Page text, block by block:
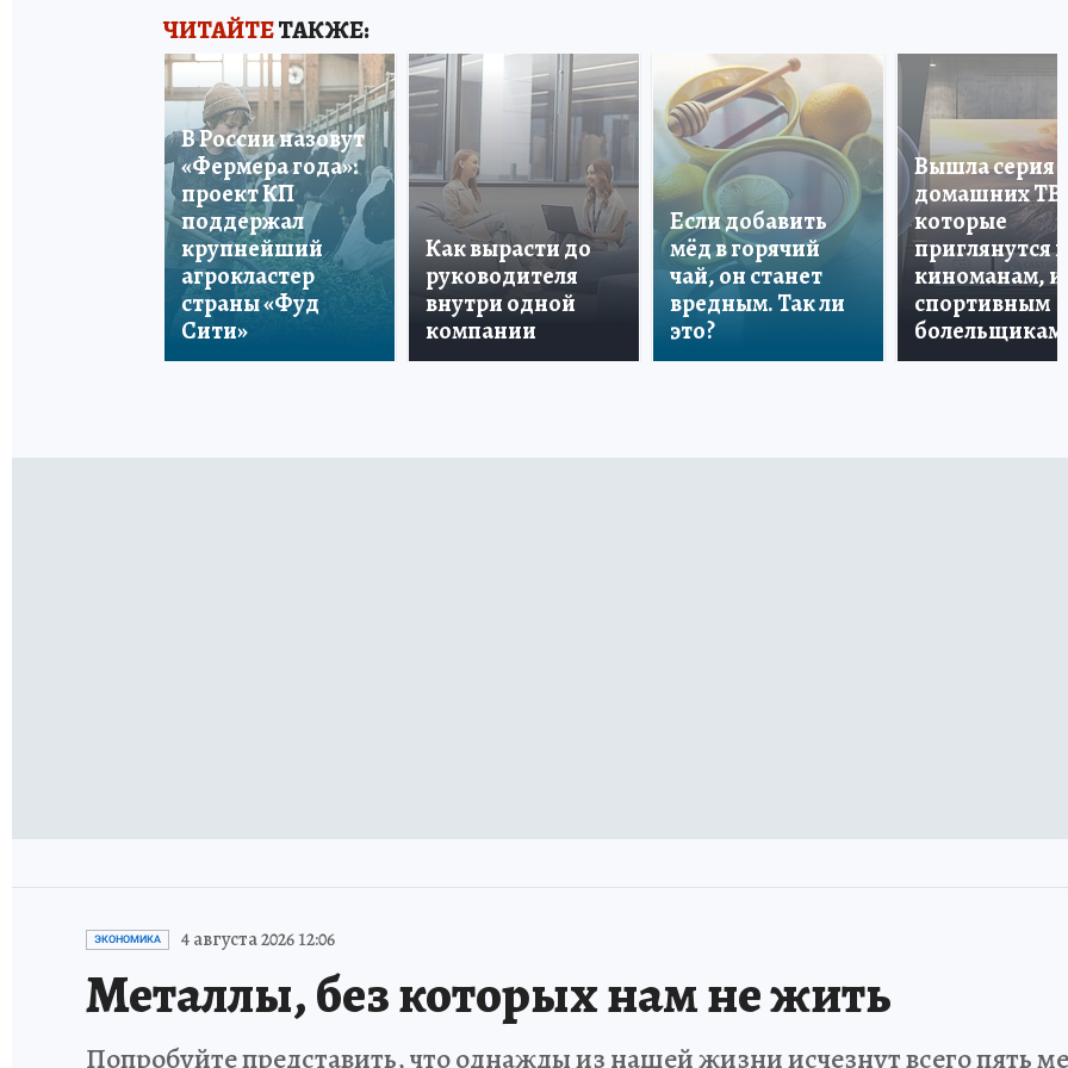
ЧИТАЙТЕТАКЖЕ:
В России назовут
«Фермера года»:
проект КП
поддержал
крупнейший
агрокластер
страны «Фуд
Сити»
Как вырасти до
руководителя
внутри одной
компании
Если добавить
мёд в горячий
чай, он станет
вредным. Так ли
это?
Вышла серия
домашних ТВ,
которые
приглянутся и
киноманам, и
спортивным
болельщикам
ЭКОНОМИКА 4 августа 2026 12:06
Металлы, без которых нам не жить
Попробуйте представить, что однажды из нашей жизни исчезнут всего пять